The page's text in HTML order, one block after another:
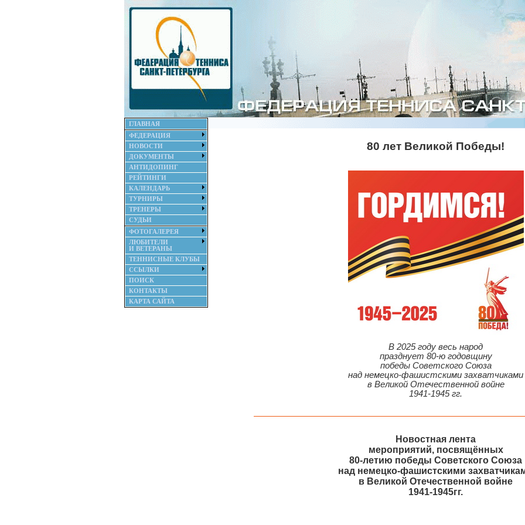
ГЛАВНАЯ
ФЕДЕРАЦИЯ
НОВОСТИ
ДОКУМЕНТЫ
АНТИДОПИНГ
РЕЙТИНГИ
КАЛЕНДАРЬ
ТУРНИРЫ
ТРЕНЕРЫ
СУДЬИ
ФОТОГАЛЕРЕЯ
ЛЮБИТЕЛИ
И ВЕТЕРАНЫ
ТЕННИСНЫЕ КЛУБЫ
ССЫЛКИ
ПОИСК
КОНТАКТЫ
КАРТА САЙТА
80 лет Великой Победы!
В 2025 году весь народ
празднует 80-ю годовщину
победы Советского Союза
над немецко-фашистскими захватчиками
в Великой Отечественной войне
1941-1945 гг.
Новостная лента
мероприятий, посвящённых
80-летию победы Советского Союза
над немецко-фашистскими
в Великой Отечественной войне
1941-1945гг.